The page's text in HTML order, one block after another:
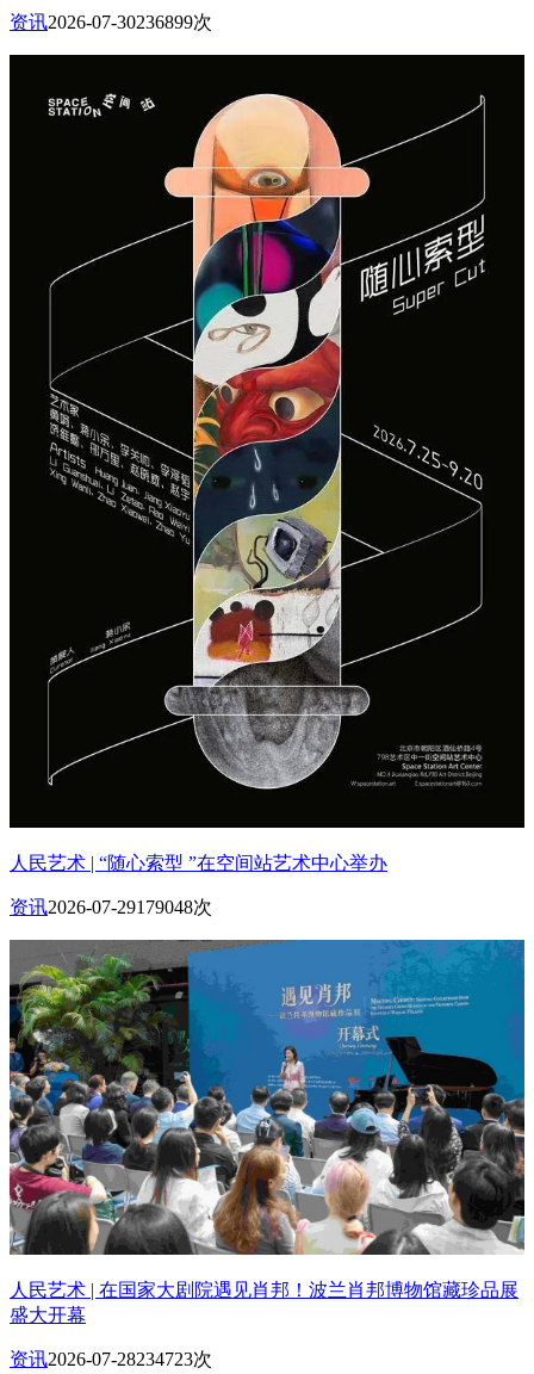
资讯2026-07-30236899次
人民艺术 | “随心索型 ”在空间站艺术中心举办
资讯2026-07-29179048次
人民艺术 | 在国家大剧院遇见肖邦！波兰肖邦博物馆藏珍品展
盛大开幕
资讯2026-07-28234723次